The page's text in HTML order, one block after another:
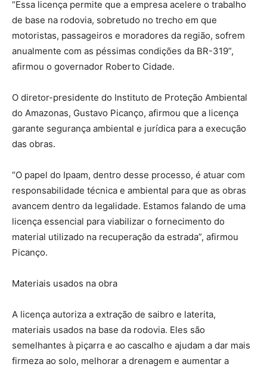
“Essa licença permite que a empresa acelere o trabalho
de base na rodovia, sobretudo no trecho em que
motoristas, passageiros e moradores da região, sofrem
anualmente com as péssimas condições da BR-319”,
afirmou o governador Roberto Cidade.
O diretor-presidente do Instituto de Proteção Ambiental
do Amazonas, Gustavo Picanço, afirmou que a licença
garante segurança ambiental e jurídica para a execução
das obras.
“O papel do Ipaam, dentro desse processo, é atuar com
responsabilidade técnica e ambiental para que as obras
avancem dentro da legalidade. Estamos falando de uma
licença essencial para viabilizar o fornecimento do
material utilizado na recuperação da estrada”, afirmou
Picanço.
Materiais usados na obra
A licença autoriza a extração de saibro e laterita,
materiais usados na base da rodovia. Eles são
semelhantes à piçarra e ao cascalho e ajudam a dar mais
firmeza ao solo, melhorar a drenagem e aumentar a